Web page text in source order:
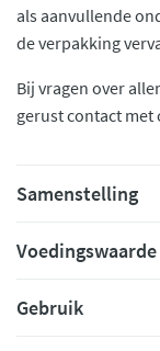
als aanvullende
de verpakking
Bij vragen over
gerust contact met
Samenstelling
Voedingswaarde
Gebruik